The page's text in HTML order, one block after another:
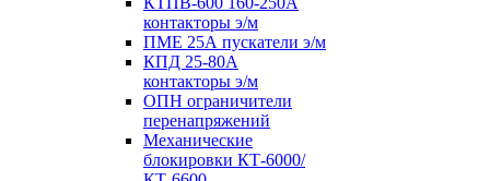
контакторы э/м
ПМЕ 25А пускатели э/м
КПД 25-80А
контакторы э/м
ОПН ограничители
перенапряжений
Механические
блокировки КТ-6000/